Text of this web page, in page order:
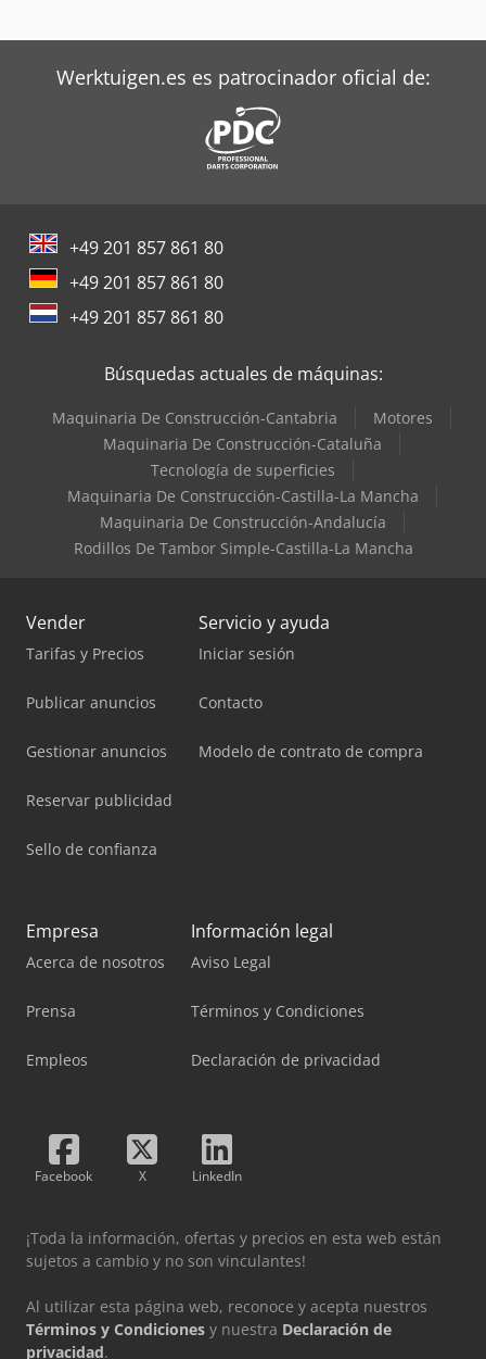
Werktuigen.es es patrocinador oficial de:
+49 201 857 861 80
+49 201 857 861 80
+49 201 857 861 80
Búsquedas actuales de máquinas:
Maquinaria De Construcción-Cantabria
Motores
Maquinaria De Construcción-Cataluña
Tecnología de superficies
Maquinaria De Construcción-Castilla-La Mancha
Maquinaria De Construcción-Andalucía
Rodillos De Tambor Simple-Castilla-La Mancha
Vender
Tarifas y Precios
Publicar anuncios
Gestionar anuncios
Reservar publicidad
Sello de confianza
Servicio y ayuda
Iniciar sesión
Contacto
Modelo de contrato de compra
Empresa
Acerca de nosotros
Prensa
Empleos
Información legal
Aviso Legal
Términos y Condiciones
Declaración de privacidad
Facebook X LinkedIn
¡Toda la información, ofertas y precios en esta web están
sujetos a cambio y no son vinculantes!
Al utilizar esta página web, reconoce y acepta nuestros
Términos y Condiciones y nuestra Declaración de
privacidad.